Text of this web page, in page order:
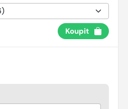
Koupit